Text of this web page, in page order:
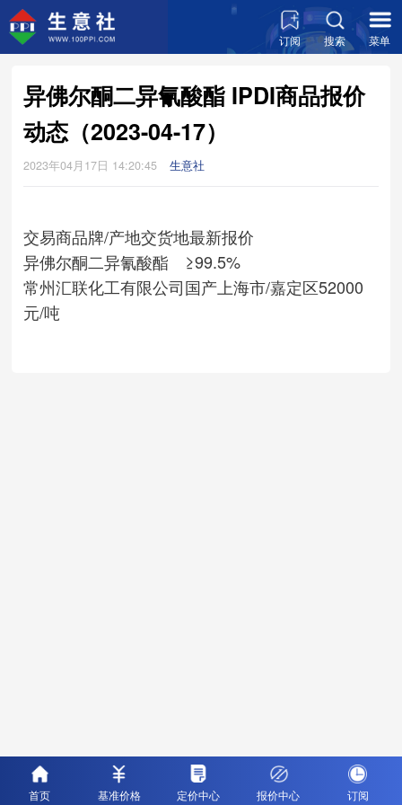
订阅 搜索 菜单
异佛尔酮二异氰酸酯 IPDI商品报价
动态（2023-04-17）
2023年04月17日 14:20:45 生意社
交易商品牌/产地交货地最新报价
异佛尔酮二异氰酸酯 ≥99.5%
常州汇联化工有限公司国产 上海市/嘉定区52000
元/吨
首页 基准价格 定价中心 报价中心 订阅